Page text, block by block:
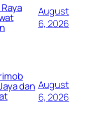
August
6, 2026
dan August
6, 2026